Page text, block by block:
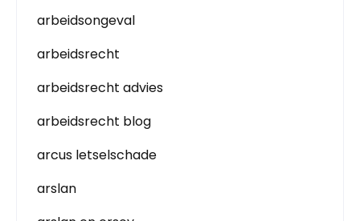
arbeidsongeval
arbeidsrecht
arbeidsrecht advies
arbeidsrecht blog
arcus letselschade
arslan